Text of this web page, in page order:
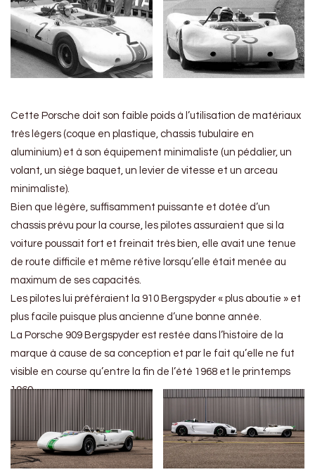
Cette Porsche doit son faible poids à l’utilisation de matériaux
très légers (coque en plastique, chassis tubulaire en
aluminium) et à son équipement minimaliste (un pédalier, un
volant, un siège baquet, un levier de vitesse et un arceau
minimaliste).
Bien que légère, suffisamment puissante et dotée d’un
chassis prévu pour la course, les pilotes assuraient que si la
voiture poussait fort et freinait très bien, elle avait une tenue
de route difficile et même rétive lorsqu’elle était menée au
maximum de ses capacités.
Les pilotes lui préféraient la 910 Bergspyder « plus aboutie » et
plus facile puisque plus ancienne d’une bonne année.
La Porsche 909 Bergspyder est restée dans l’histoire de la
marque à cause de sa conception et par le fait qu’elle ne fut
visible en course qu’entre la fin de l’été 1968 et le printemps
1969.